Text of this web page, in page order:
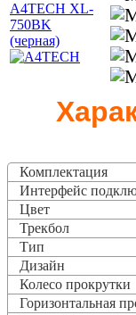
Комплектация
Интерфейс
Цвет
Трекбол
Тип
Дизайн
Колесо прокрутки
Горизонтальная